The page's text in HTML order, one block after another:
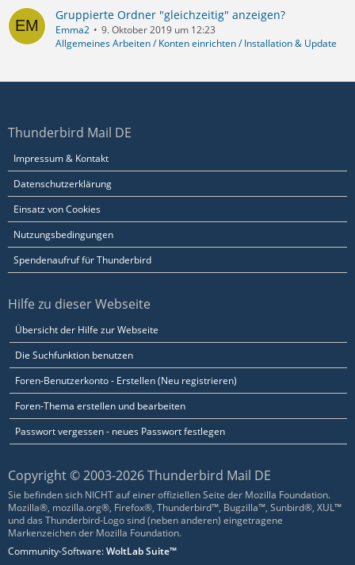
Gruppierte Ordner "gleichzeitig" anzeigen?
Emma2
9. Oktober 2019 um 12:23
Allgemeines Arbeiten / Konten einrichten / Installation & Update
Thunderbird Mail DE
Impressum & Kontakt
Datenschutzerklärung
Einsatz von Cookies
Nutzungsbedingungen
Spendenaufruf für Thunderbird
Hilfe zu dieser Webseite
Übersicht der Hilfe zur Webseite
Die Suchfunktion benutzen
Foren-Benutzerkonto - Erstellen (Neu registrieren)
Foren-Thema erstellen und bearbeiten
Passwort vergessen - neues Passwort festlegen
Copyright © 2003-2026 Thunderbird Mail DE
Sie befinden sich NICHT auf einer offiziellen Seite der Mozilla Foundation.
Mozilla®, mozilla.org®, Firefox®, Thunderbird™, Bugzilla™, Sunbird®, XUL™
und das Thunderbird-Logo sind (neben anderen) eingetragene
Markenzeichen der Mozilla Foundation.
Community-Software:WoltLab Suite™